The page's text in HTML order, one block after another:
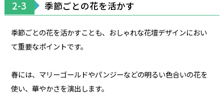
2-3 季節ごとの花を活かす
季節ごとの花を活かすことも、おしゃれな花壇デザインにおい
て重要なポイントです。
春には、マリーゴールドやパンジーなどの明るい色合いの花を
使い、華やかさを演出します。